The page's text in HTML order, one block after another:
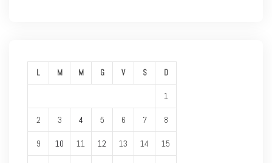
L M M G V S D
1
2 3 4 5 6 7 8
9 10 11 12 13 14 15